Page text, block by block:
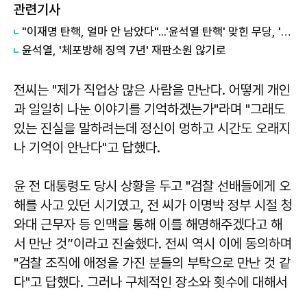
관련기사
"이재명 탄핵, 얼마 안 남았다"...'윤석열 탄핵' 맞힌 무당, '성지글' 등장
윤석열, '체포방해 징역 7년' 재판소원 않기로
전씨는 "제가 직업상 많은 사람을 만난다. 어떻게 개인
과 일일히 나눈 이야기를 기억하겠는가"라며 "그래도
있는 진실을 말하려는데 정신이 멍하고 시간도 오래지
나 기억이 안난다"고 답했다.
윤 전 대통령도 당시 상황을 두고 "검찰 선배들에게 오
해를 사고 있던 시기였고, 전 씨가 이명박 정부 시절 청
와대 근무자 등 인맥을 통해 이를 해명해주겠다고 해
서 만난 것”이라고 진술했다. 전씨 역시 이에 동의하며
"검찰 조직에 애정을 가진 분들의 부탁으로 만난 것 같
다"고 답했다. 그러나 구체적인 장소와 횟수에 대해서